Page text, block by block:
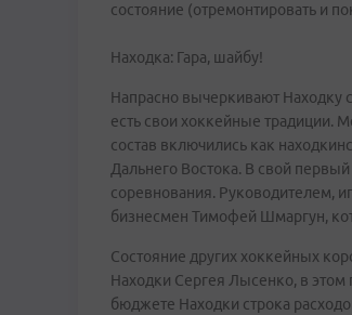
состояние (отремонтировать и
Находка: Гара, шайбу!
Напрасно вычеркивают Находку
есть свои хоккейные традиции.
состав включились как
Дальнего Востока. В свой
соревнования. Руководителем,
бизнесмен Тимофей Шмаргун,
Состояние других хоккейных
Находки Сергея Лысенко, в этом
бюджете Находки строка